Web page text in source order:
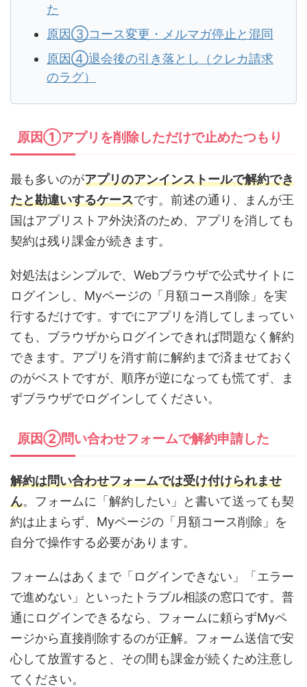
た
原因③コース変更・メルマガ停止と混同
原因④退会後の引き落とし（クレカ請求
のラグ）
原因①アプリを削除しただけで止めたつもり
最も多いのがアプリのアンインストールで解約でき
たと勘違いするケースです。前述の通り、まんが王
国はアプリストア外決済のため、アプリを消しても
契約は残り課金が続きます。
対処法はシンプルで、Webブラウザで公式サイトに
ログインし、Myページの「月額コース削除」を実
行するだけです。すでにアプリを消してしまってい
ても、ブラウザからログインできれば問題なく解約
できます。アプリを消す前に解約まで済ませておく
のがベストですが、順序が逆になっても慌てず、ま
ずブラウザでログインしてください。
原因②問い合わせフォームで解約申請した
解約は問い合わせフォームでは受け付けられませ
ん。フォームに「解約したい」と書いて送っても契
約は止まらず、Myページの「月額コース削除」を
自分で操作する必要があります。
フォームはあくまで「ログインできない」「エラー
で進めない」といったトラブル相談の窓口です。普
通にログインできるなら、フォームに頼らずMyペ
ージから直接削除するのが正解。フォーム送信で安
心して放置すると、その間も課金が続くため注意し
てください。